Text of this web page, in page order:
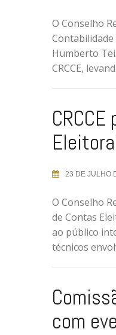
O Conselho
Humberto
CRCCE,
23 DE JULHO
O Conselho
de Contas
ao público
técnicos
com